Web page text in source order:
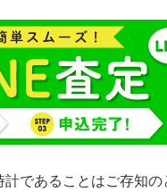
であることはご存知の